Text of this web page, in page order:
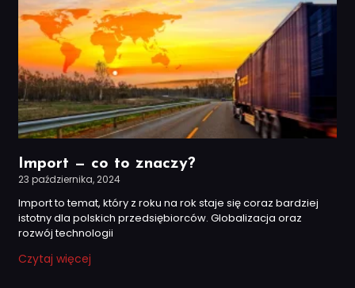
Import — co to znaczy?
23 października, 2024
Import to temat, który z roku na rok staje się coraz bardziej
istotny dla polskich przedsiębiorców. Globalizacja oraz
rozwój technologii
Czytaj więcej